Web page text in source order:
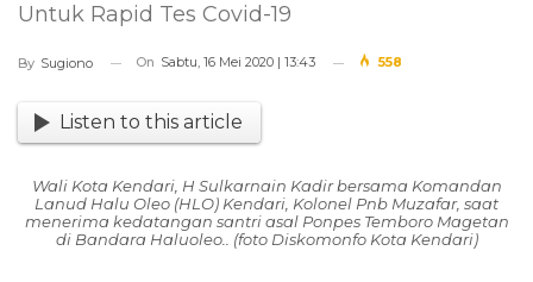
Untuk Rapid Tes Covid-19
By Sugiono On Sabtu, 16 Mei 2020 | 13:43 558
Listen to this article
Wali Kota Kendari, H Sulkarnain Kadir bersama Komandan
Lanud Halu Oleo (HLO) Kendari, Kolonel Pnb Muzafar, saat
menerima kedatangan santri asal Ponpes Temboro Magetan
di Bandara Haluoleo.. (foto Diskomonfo Kota Kendari)